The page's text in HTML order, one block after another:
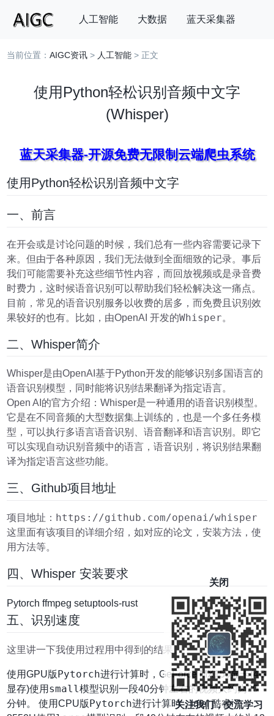
人工智能 大数据 蓝天采集器
搜索
当前位置：AIGC资讯 > 人工智能 > 正文
使用Python轻松识别音频中文字
(Whisper)
蓝天采集器-开源免费无限制云端爬虫系统
使用Python轻松识别音频中文字
一、前言
在开会或是讨论问题的时候，我们总有一些内容需要记录下
来。但由于各种原因，我们无法做到全面细致的记录。事后
我们可能需要补充这些细节性内容，而回放视频或是录音费
时费力，这时候语音识别可以帮助我们轻松解决这一痛点。
目前，常见的语音识别服务以收费的居多，而免费且识别效
果较好的也有。比如，由OpenAI 开发的Whisper。
二、Whisper简介
Whisper是由OpenAI基于Python开发的能够识别多国语言的
语音识别模型，同时能将识别结果翻译为指定语言。
Open AI的官方介绍：Whisper是一种通用的语音识别模型。
它是在不同音频的大型数据集上训练的，也是一个多任务模
型，可以执行多语言语音识别、语音翻译和语言识别。即它
可以实现自动识别音频中的语言，语音识别，将识别结果翻
译为指定语言这些功能。
三、Github项目地址
项目地址： https://github.com/openai/whisper
这里面有该项目的详细介绍，如对应的论文，安装方法，使
用方法等。
四、Whisper 安装要求
Pytorch ffmpeg setuptools-rust
五、识别速度
这里讲一下我使用过程用中得到的结果。
使用GPU版Pytorch进行计算时，GeForce MX150显卡(4G
显存)使用 small模型识别一段40分钟左右的视频大约为30
分钟。 使用CPU版Pytorch进行计算时，Intel 酷睿i7
关闭
关注我们，交流学习